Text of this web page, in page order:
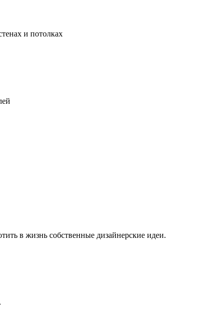
и потолках
в жизнь собственные дизайнерские идеи.